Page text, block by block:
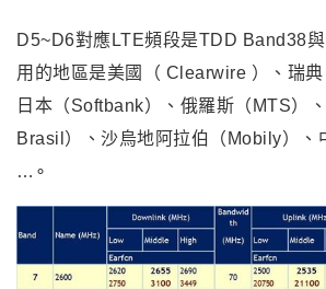
D5~D6對應LTE頻段是TDD Band38
用的地區是美國（ Clearwire ）、瑞典
日本（Softbank）、俄羅斯（MTS）
Brasil）、沙烏地阿拉伯（Mobily）、
…∘